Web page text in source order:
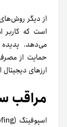
از دیگر
است که
می‌دهد.
حمایت از
ارزهای
مراقب